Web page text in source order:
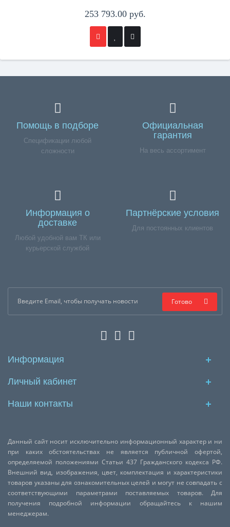
253 793.00 руб.
Помощь в подборе
Спецификации любой
сложности
Официальная
гарантия
На весь ассортимент
Информация о
доставке
Любой удобной вам ТК или
курьерской службой
Партнёрские условия
Для постоянных клиентов
Готово
Информация
Личный кабинет
Наши контакты
Данный сайт носит исключительно информационный характер и ни
при каких обстоятельствах не является публичной офертой,
определяемой положениями Статьи 437 Гражданского кодекса РФ.
Внешний вид, изображения, цвет, комплектация и характеристики
товаров указаны для ознакомительных целей и могут не совпадать с
соответствующими параметрами поставляемых товаров. Для
получения подробной информации обращайтесь к нашим
менеджерам.